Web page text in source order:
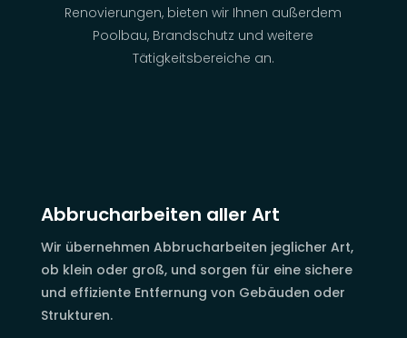
Renovierungen, bieten wir Ihnen außerdem
Poolbau, Brandschutz und weitere
Tätigkeitsbereiche an.
Abbrucharbeiten aller Art
Wir übernehmen Abbrucharbeiten jeglicher Art,
ob klein oder groß, und sorgen für eine sichere
und effiziente Entfernung von Gebäuden oder
Strukturen.